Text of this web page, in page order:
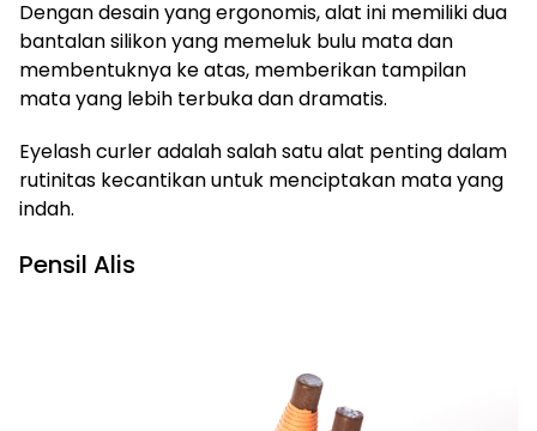
Dengan desain yang ergonomis, alat ini memiliki dua
bantalan silikon yang memeluk bulu mata dan
membentuknya ke atas, memberikan tampilan
mata yang lebih terbuka dan dramatis.
Eyelash curler adalah salah satu alat penting dalam
rutinitas kecantikan untuk menciptakan mata yang
indah.
Pensil Alis